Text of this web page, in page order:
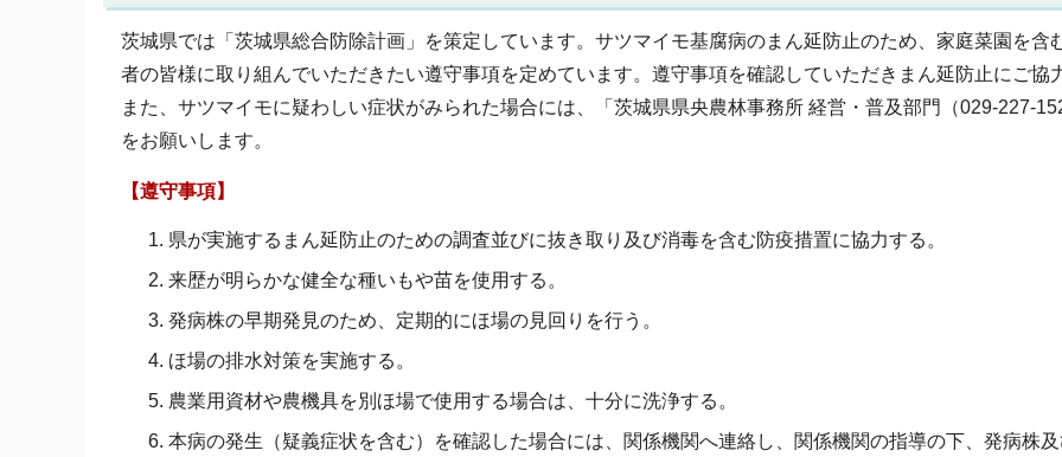
茨城県では「茨城県総合防除計画」を策定しています。サツマイモ基腐病のまん延防止のため、家庭菜園を含
者の皆様に取り組んでいただきたい遵守事項を定めています。遵守事項を確認していただきまん延防止にご協
また、サツマイモに疑わしい症状がみられた場合には、「茨城県県央農林事務所 経営・普及部門（029-227-
をお願いします。
【遵守事項】
県が実施するまん延防止のための調査並びに抜き取り及び消毒を含む防疫措置に協力する。
来歴が明らかな健全な種いもや苗を使用する。
発病株の早期発見のため、定期的にほ場の見回りを行う。
ほ場の排水対策を実施する。
農業用資材や農機具を別ほ場で使用する場合は、十分に洗浄する。
本病の発生（疑義症状を含む）を確認した場合には、関係機関へ連絡し、関係機関の指導の下、発病株